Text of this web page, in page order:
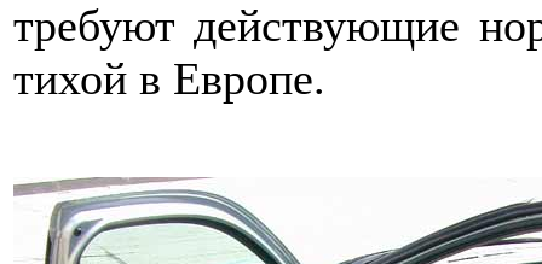
требуют действующие
тихой в Европе.